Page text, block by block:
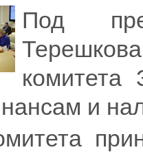
Под
комитета
и